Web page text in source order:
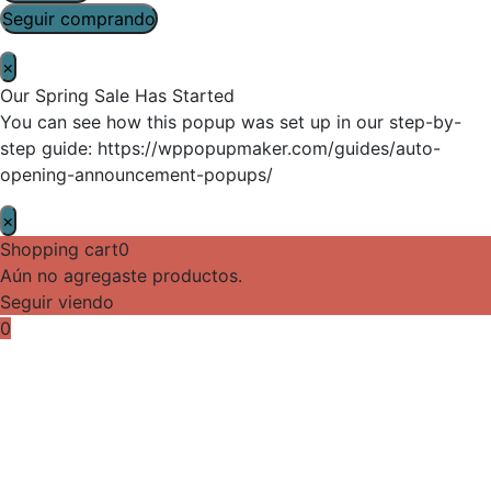
Seguir comprando
×
Our Spring Sale Has Started
You can see how this popup was set up in our step-by-
step guide: https://wppopupmaker.com/guides/auto-
opening-announcement-popups/
×
Shopping cart0
Aún no agregaste productos.
Seguir viendo
0